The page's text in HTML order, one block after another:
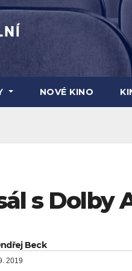
NOVÉ KINO
s Dolby
Beck
2019